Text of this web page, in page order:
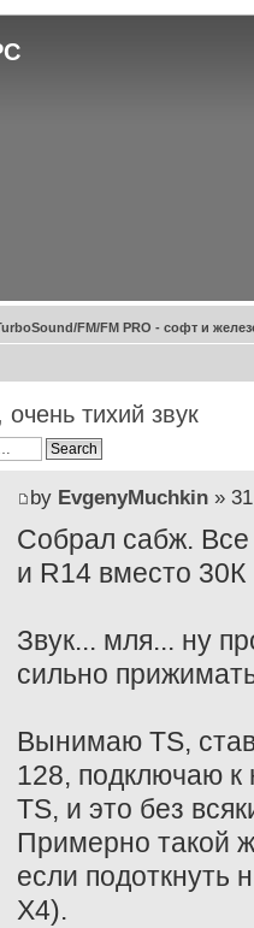
FM/FM PRO - софт и
тихий звук
by EvgenyMuchkin» 31
Собрал сабж.
и R14 вместо 30К
Звук... мля... ну
сильно
Вынимаю TS,
128, подключаю к
TS, и это без
Примерно такой
если подоткнуть
X4).